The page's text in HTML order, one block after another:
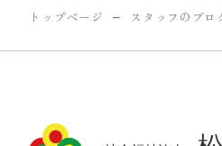
トップページ ー スタッフのブロ